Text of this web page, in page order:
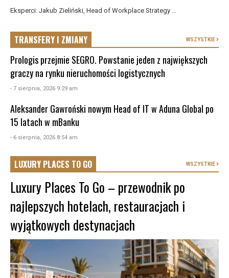
Eksperci: Jakub Zieliński, Head of Workplace Strategy ...
TRANSFERY I ZMIANY WSZYSTKIE
Prologis przejmie SEGRO. Powstanie jeden z największych
graczy na rynku nieruchomości logistycznych
- 7 sierpnia, 2026 9:29 am
Aleksander Gawroński nowym Head of IT w Aduna Global po
15 latach w mBanku
- 6 sierpnia, 2026 8:54 am
LUXURY PLACES TO GO WSZYSTKIE
Luxury Places To Go – przewodnik po
najlepszych hotelach, restauracjach i
wyjątkowych destynacjach